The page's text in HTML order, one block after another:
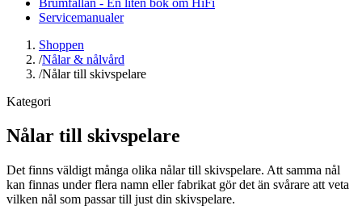
Servicemanualer
Shoppen
/Nålar & nålvård
/Nålar till skivspelare
Kategori
Nålar till skivspelare
Det finns väldigt många olika nålar till skivspelare. Att samma nål
kan finnas under flera namn eller fabrikat gör det än svårare att veta
vilken nål som passar till just din skivspelare.